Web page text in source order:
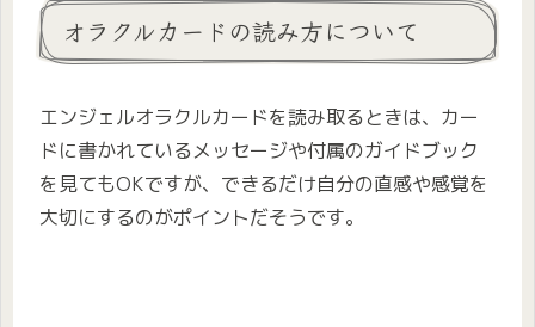
オラクルカードの読み方について
エンジェルオラクルカードを読み取るときは、カー
ドに書かれているメッセージや付属のガイドブック
を見てもOKですが、できるだけ自分の直感や感覚を
大切にするのがポイントだそうです。